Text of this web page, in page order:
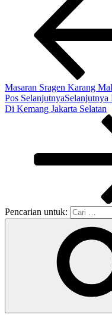
Masaran Sragen Karang
Pos SelanjutnyaSelanjutnya
Di Kemang Jakarta Selatan
Pencarian untuk: